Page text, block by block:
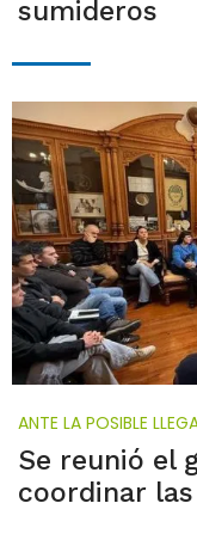
sumideros
ANTE LA POSIBLE
Se reunió el
coordinar